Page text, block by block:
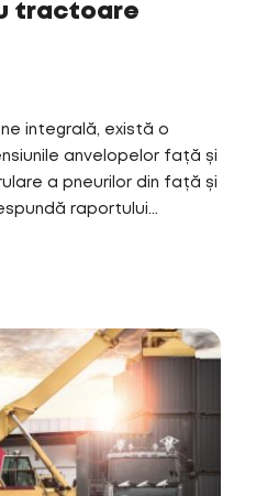
tractoare
integrală, există o
anvelopelor față și
a pneurilor din față și
raportului...